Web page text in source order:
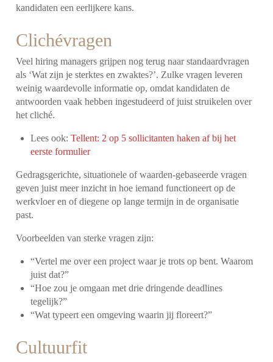
kandidaten een eerlijkere kans.
Clichévragen
Veel hiring managers grijpen nog terug naar standaardvragen
als ‘Wat zijn je sterktes en zwaktes?’. Zulke vragen leveren
weinig waardevolle informatie op, omdat kandidaten de
antwoorden vaak hebben ingestudeerd of juist struikelen over
het cliché.
Lees ook:Tellent: 2 op 5 sollicitanten haken af bij het
eerste formulier
Gedragsgerichte, situationele of waarden-gebaseerde vragen
geven juist meer inzicht in hoe iemand functioneert op de
werkvloer en of diegene op lange termijn in de organisatie
past.
Voorbeelden van sterke vragen zijn:
“Vertel me over een project waar je trots op bent. Waarom
juist dat?”
“Hoe zou je omgaan met drie dringende deadlines
tegelijk?”
“Wat typeert een omgeving waarin jij floreert?”
Cultuurfit